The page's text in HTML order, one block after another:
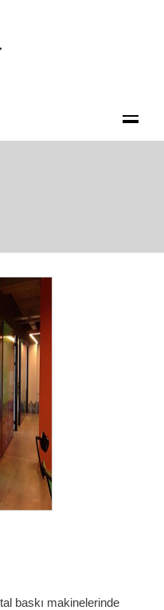
baskı makinelerinde